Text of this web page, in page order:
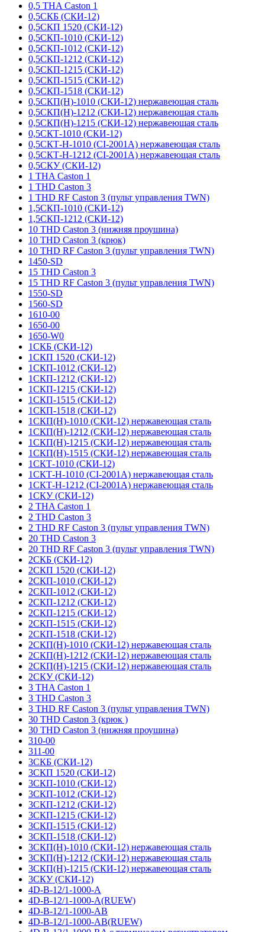
0,5 THA Caston 1
0,5СКБ (СКИ-12)
0,5СКП 1520 (СКИ-12)
0,5СКП-1010 (СКИ-12)
0,5СКП-1012 (СКИ-12)
0,5СКП-1212 (СКИ-12)
0,5СКП-1215 (СКИ-12)
0,5СКП-1515 (СКИ-12)
0,5СКП-1518 (СКИ-12)
0,5СКП(Н)-1010 (СКИ-12) нержавеющая сталь
0,5СКП(Н)-1212 (СКИ-12) нержавеющая сталь
0,5СКП(Н)-1215 (СКИ-12) нержавеющая сталь
0,5СКТ-1010 (СКИ-12)
0,5СКТ-Н-1010 (CI-2001A) нержавеющая сталь
0,5СКТ-Н-1212 (CI-2001A) нержавеющая сталь
0,5СКУ (СКИ-12)
1 THA Caston 1
1 THD Caston 3
1 THD RF Caston 3 (пульт управления TWN)
1,5СКП-1010 (СКИ-12)
1,5СКП-1212 (СКИ-12)
10 THD Caston 3 (нижняя проушина)
10 THD Caston 3 (крюк)
10 THD RF Caston 3 (пульт управления TWN)
1450-SD
15 THD Caston 3
15 THD RF Caston 3 (пульт управления TWN)
1550-SD
1560-SD
1610-00
1650-00
1650-W0
1СКБ (СКИ-12)
1СКП 1520 (СКИ-12)
1СКП-1012 (СКИ-12)
1СКП-1212 (СКИ-12)
1СКП-1215 (СКИ-12)
1СКП-1515 (СКИ-12)
1СКП-1518 (СКИ-12)
1СКП(Н)-1010 (СКИ-12) нержавеющая сталь
1СКП(Н)-1212 (СКИ-12) нержавеющая сталь
1СКП(Н)-1215 (СКИ-12) нержавеющая сталь
1СКП(Н)-1515 (СКИ-12) нержавеющая сталь
1СКТ-1010 (СКИ-12)
1СКТ-Н-1010 (CI-2001A) нержавеющая сталь
1СКТ-Н-1212 (CI-2001A) нержавеющая сталь
1СКУ (СКИ-12)
2 THA Caston 1
2 THD Caston 3
2 THD RF Caston 3 (пульт управления TWN)
20 THD Caston 3
20 THD RF Caston 3 (пульт управления TWN)
2СКБ (СКИ-12)
2СКП 1520 (СКИ-12)
2СКП-1010 (СКИ-12)
2СКП-1012 (СКИ-12)
2СКП-1212 (СКИ-12)
2СКП-1215 (СКИ-12)
2СКП-1515 (СКИ-12)
2СКП-1518 (СКИ-12)
2СКП(Н)-1010 (СКИ-12) нержавеющая сталь
2СКП(Н)-1212 (СКИ-12) нержавеющая сталь
2СКП(Н)-1215 (СКИ-12) нержавеющая сталь
2СКУ (СКИ-12)
3 THA Caston 1
3 THD Caston 3
3 THD RF Caston 3 (пульт управления TWN)
30 THD Caston 3 (крюк )
30 THD Caston 3 (нижняя проушина)
310-00
311-00
3СКБ (СКИ-12)
3СКП 1520 (СКИ-12)
3СКП-1010 (СКИ-12)
3СКП-1012 (СКИ-12)
3СКП-1212 (СКИ-12)
3СКП-1215 (СКИ-12)
3СКП-1515 (СКИ-12)
3СКП-1518 (СКИ-12)
3СКП(Н)-1010 (СКИ-12) нержавеющая сталь
3СКП(Н)-1212 (СКИ-12) нержавеющая сталь
3СКП(Н)-1215 (СКИ-12) нержавеющая сталь
3СКУ (СКИ-12)
4D-B-12/1-1000-A
4D-B-12/1-1000-A(RUEW)
4D-B-12/1-1000-AB
4D-B-12/1-1000-AB(RUEW)